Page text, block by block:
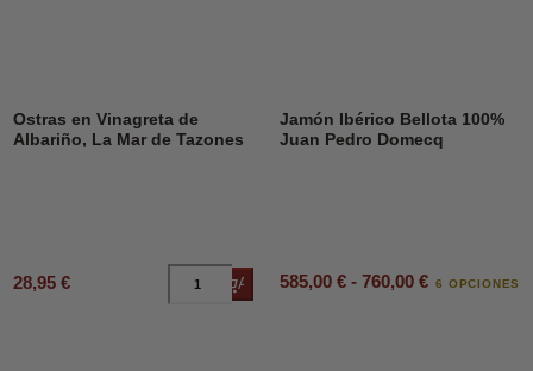
Ostras en Vinagreta de
Albariño, La Mar de Tazones
28,95 € Añadir al carrito
Jamón Ibérico Bellota 100%
Juan Pedro Domecq
585,00 € - 760,00 € 6 OPCIONES